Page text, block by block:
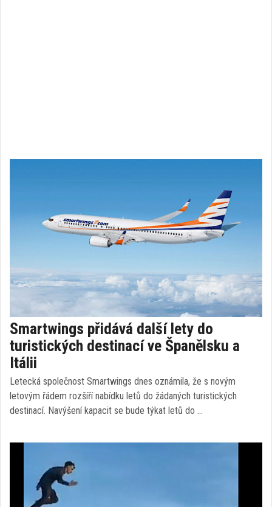
Smartwings přidává další lety do
turistických destinací ve Španělsku a
Itálii
Letecká společnost Smartwings dnes oznámila, že s novým
letovým řádem rozšíří nabídku letů do žádaných turistických
destinací. Navýšení kapacit se bude týkat letů do …